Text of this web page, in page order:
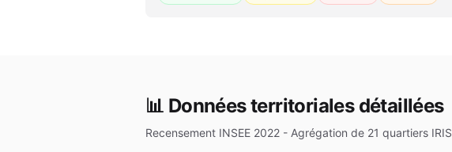
📊 Données territoriales détaillées
Recensement INSEE 2022 - Agrégation de 21 quartiers IRIS